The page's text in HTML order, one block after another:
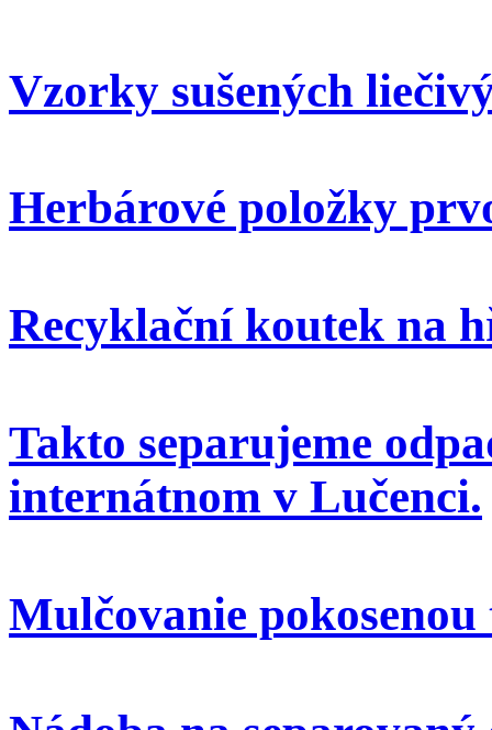
Vzorky sušených
Herbárové položky
Recyklační koutek na
Takto separujeme
internátnom v Lučenci.
Mulčovanie